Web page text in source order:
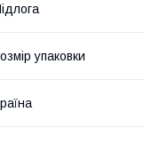
упаковки